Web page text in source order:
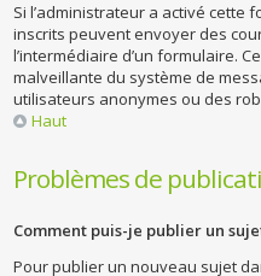
Si l’administrateur a activé cette
inscrits peuvent envoyer des
l’intermédiaire d’un formulaire.
malveillante du système de
utilisateurs anonymes ou des
Haut
Problèmes de
Comment puis-je publier un
Pour publier un nouveau sujet